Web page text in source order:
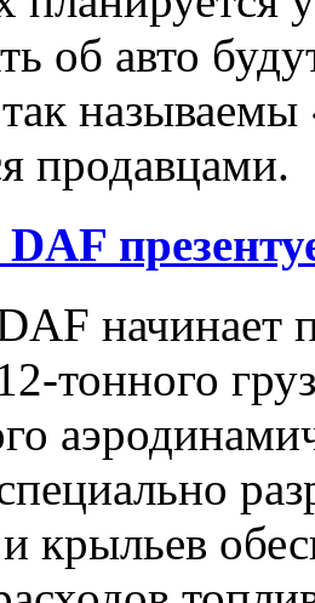
об авто
называемы
продавцами.
начинает
тонного
крыльев